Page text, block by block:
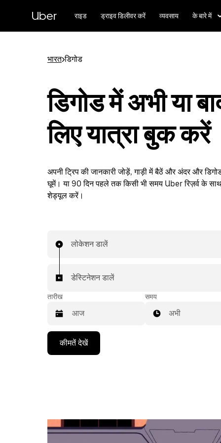
पर
Uber राइड ड्राइव डिलीवर करें व्यवसाय के बारे में
भारत>डिगोड
डिगोड में अभी या
लिए यात्रा बुक करें
अपनी ट्रिप की जानकारी जोड़ें, गाड़ी में बैठें और अंदर और
घूमें। या 90 दिन पहले तक किसी भी समय Uber रिज़र्व के
शेड्यूल करें।
लोकेशन डालें
डेस्टिनेशन डालें
तारीख
Press
down
calendar
and
select
समय
अभी
कीमतें देखें